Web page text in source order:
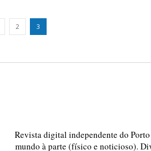
2 3
Revista digital independente do
mundo à parte (físico e noticioso).